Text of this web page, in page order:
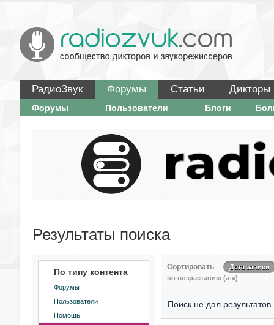
РадиоЗвук Форумы Статьи Дикторы
Форумы Пользователи Блоги
Результаты поиска
По типу контента
Форумы
Пользователи
Помощь
Сортировать
Дата записи
по возрастанию (а-я)
Поиск не дал результатов.